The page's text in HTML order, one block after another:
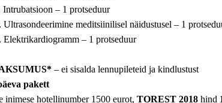
Intrubatsioon – 1 protseduur
Ultrasondeerimine meditsiinilisel näidustusel – 1
Elektrikardiogramm – 1 protseduur
– ei sisalda lennupileteid ja kindlustust
pakett
inimese hotellinumber 1500 eurot, TOREST 2018hind